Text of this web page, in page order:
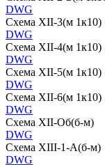
DWG
Схема XII-3(м 1к10)
DWG
Схема XII-4(м 1к10)
DWG
Схема XII-5(м 1к10)
DWG
Схема XII-6(м 1к10)
DWG
Схема XII-Об(б-м)
DWG
Схема XIII-1-А(б-м)
DWG